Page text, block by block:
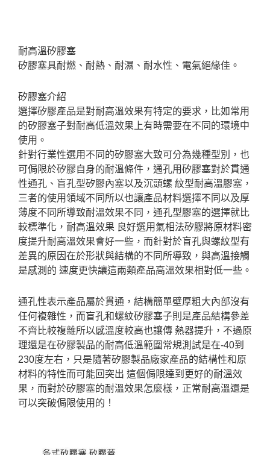
耐高溫矽膠塞
矽膠塞具耐燃、耐熱、耐濕、耐水性、電氣絕緣佳。
矽膠塞介紹
選擇矽膠產品是對耐高溫效果有特定的要求，比如常用
的矽膠塞子對耐高低溫效果上有時需要在不同的環境中
使用。
針對行業性選用不同的矽膠塞大致可分為幾種型別，也
可侷限於矽膠自身的耐溫條件，通孔用矽膠塞對於貫通
性通孔、盲孔型矽膠內塞以及沉頭螺 紋型耐高溫膠塞，
三者的使用領域不同所以也讓產品材料選擇不同以及厚
薄度不同所導致耐溫效果不同，通孔型膠塞的選擇就比
較標準化，耐高溫效果 良好選用氣相法矽膠將原材料密
度提升耐高溫效果會好一些，而針對於盲孔與螺紋型有
差異的原因在於形狀與結構的不同所導致，與高溫接觸
是感測的 速度更快讓這兩類產品高溫效果相對低一些。
通孔性表示產品屬於貫通，結構簡單壁厚粗大內部沒有
任何複雜性，而盲孔和螺紋矽膠塞子則是產品結構參差
不齊比較複雜所以感溫度較高也讓傳 熱器提升，不過原
理還是在矽膠製品的耐高低溫範圍常規測試是在-40到
230度左右，只是隨著矽膠製品廠家產品的結構性和原
材料的特性而可能回突出 這個侷限達到更好的耐溫效
果，而對於矽膠塞的耐溫效果怎麼樣，正常耐高溫還是
可以突破侷限使用的！